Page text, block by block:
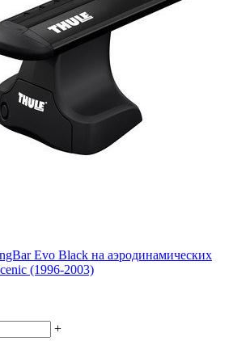
Evo Black на аэродинамических
(1996-2003)
+